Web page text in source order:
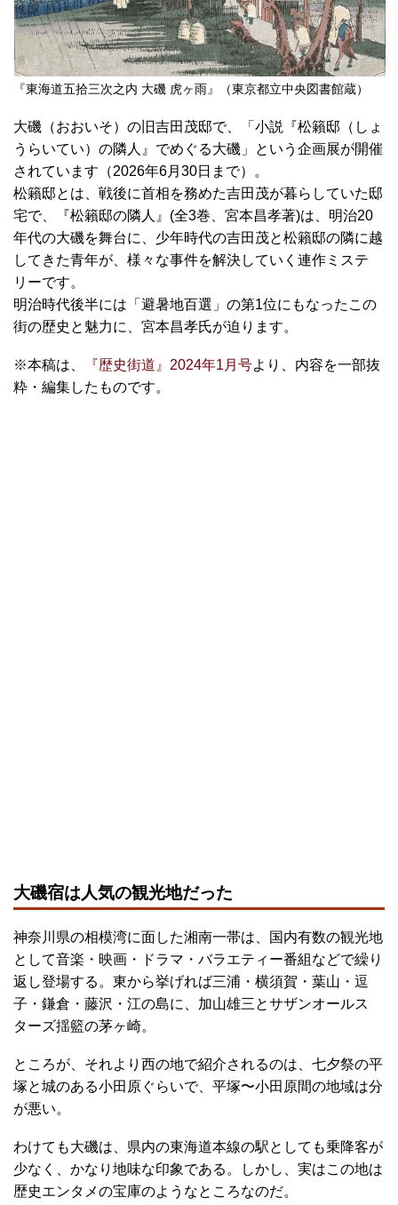
『東海道五拾三次之内 大磯 虎ヶ雨』（東京都立中央図書館蔵）
大磯（おおいそ）の旧吉田茂邸で、「小説『松籟邸（しょ
うらいてい）の隣人』でめぐる大磯」という企画展が開催
されています（2026年6月30日まで）。
松籟邸とは、戦後に首相を務めた吉田茂が暮らしていた邸
宅で、『松籟邸の隣人』(全3巻、宮本昌孝著)は、明治20
年代の大磯を舞台に、少年時代の吉田茂と松籟邸の隣に越
してきた青年が、様々な事件を解決していく連作ミステ
リーです。
明治時代後半には「避暑地百選」の第1位にもなったこの
街の歴史と魅力に、宮本昌孝氏が迫ります。
※本稿は、 『歴史街道』2024年1月号より、内容を一部抜
粋・編集したものです。
大磯宿は人気の観光地だった
神奈川県の相模湾に面した湘南一帯は、国内有数の観光地
として音楽・映画・ドラマ・バラエティー番組などで繰り
返し登場する。東から挙げれば三浦・横須賀・葉山・逗
子・鎌倉・藤沢・江の島に、加山雄三とサザンオールス
ターズ揺籃の茅ヶ崎。
ところが、それより西の地で紹介されるのは、七夕祭の平
塚と城のある小田原ぐらいで、平塚〜小田原間の地域は分
が悪い。
わけても大磯は、県内の東海道本線の駅としても乗降客が
少なく、かなり地味な印象である。しかし、実はこの地は
歴史エンタメの宝庫のようなところなのだ。